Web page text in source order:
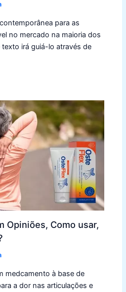
para as
no mercado na maioria dos
irá guiá-lo através de
Opiniões, Como usar,
medcamento à base de
a dor nas articulações e